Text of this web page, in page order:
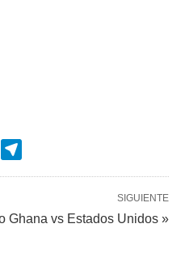
SIGUIENTE
Ghana vs Estados Unidos »